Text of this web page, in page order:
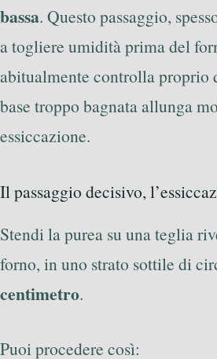
bassa. Questo passaggio,
a togliere umidità prima del
abitualmente controlla proprio
base troppo bagnata allunga
essiccazione.
Il passaggio decisivo,
Stendi la purea su una teglia
forno, in uno strato sottile di
centimetro.
Puoi procedere così: